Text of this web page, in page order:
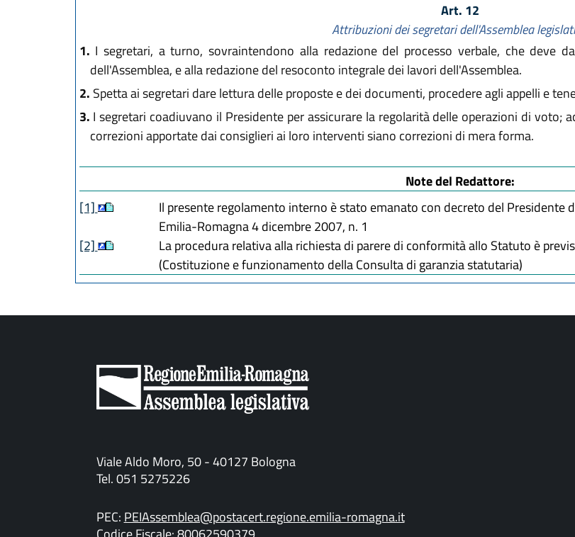
Art. 12
Attribuzioni dei segretari dell'Assemblea
1. I segretari, a turno, sovraintendono alla redazione del processo verbale, che deve
dell'Assemblea, e alla redazione del resoconto integrale dei lavori dell'Assemblea.
2. Spetta ai segretari dare lettura delle proposte e dei documenti, procedere agli appelli e
3. I segretari coadiuvano il Presidente per assicurare la regolarità delle operazioni di voto;
correzioni apportate dai consiglieri ai loro interventi siano correzioni di mera forma.
Note del Redattore:
[1]
Il presente regolamento interno è stato emanato con decreto del Presidente
Emilia-Romagna 4 dicembre 2007, n. 1
[2]
La procedura relativa alla richiesta di parere di conformità allo Statuto è
(Costituzione e funzionamento della Consulta di garanzia statutaria)
Viale Aldo Moro, 50 - 40127 Bologna
Tel. 051 5275226
PEC: PEIAssemblea@postacert.regione.emilia-romagna.it